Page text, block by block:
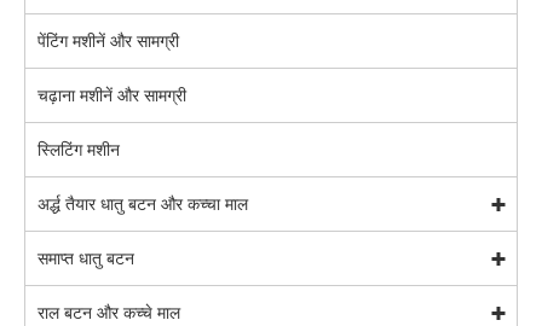
पेंटिंग मशीनें और सामग्री
चढ़ाना मशीनें और सामग्री
स्लिटिंग मशीन
अर्द्ध तैयार धातु बटन और कच्चा माल
समाप्त धातु बटन
राल बटन और कच्चे माल